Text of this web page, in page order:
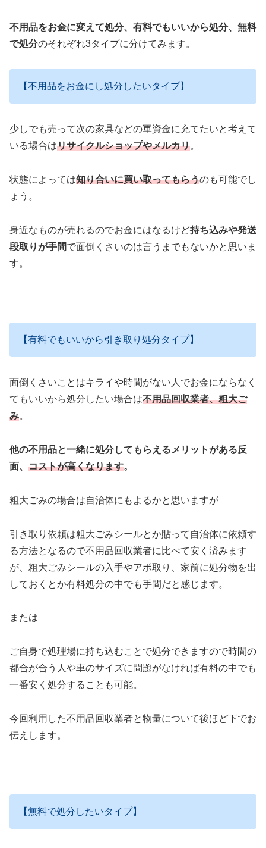
不用品をお金に変えて処分、有料でもいいから処分、無料
で処分のそれぞれ3タイプに分けてみます。
【不用品をお金にし処分したいタイプ】
少しでも売って次の家具などの軍資金に充てたいと考えて
いる場合はリサイクルショップやメルカリ。
状態によっては知り合いに買い取ってもらうのも可能でし
ょう。
身近なものが売れるのでお金にはなるけど持ち込みや発送
段取りが手間で面倒くさいのは言うまでもないかと思いま
す。
【有料でもいいから引き取り処分タイプ】
面倒くさいことはキライや時間がない人でお金にならなく
てもいいから処分したい場合は不用品回収業者、粗大ご
み。
他の不用品と一緒に処分してもらえるメリットがある反
面、 コストが高くなります。
粗大ごみの場合は自治体にもよるかと思いますが
引き取り依頼は粗大ごみシールとか貼って自治体に依頼す
る方法となるので不用品回収業者に比べて安く済みます
が、粗大ごみシールの入手やアポ取り、家前に処分物を出
しておくとか有料処分の中でも手間だと感じます。
または
ご自身で処理場に持ち込むことで処分できますので時間の
都合が合う人や車のサイズに問題がなければ有料の中でも
一番安く処分することも可能。
今回利用した不用品回収業者と物量について後ほど下でお
伝えします。
【無料で処分したいタイプ】